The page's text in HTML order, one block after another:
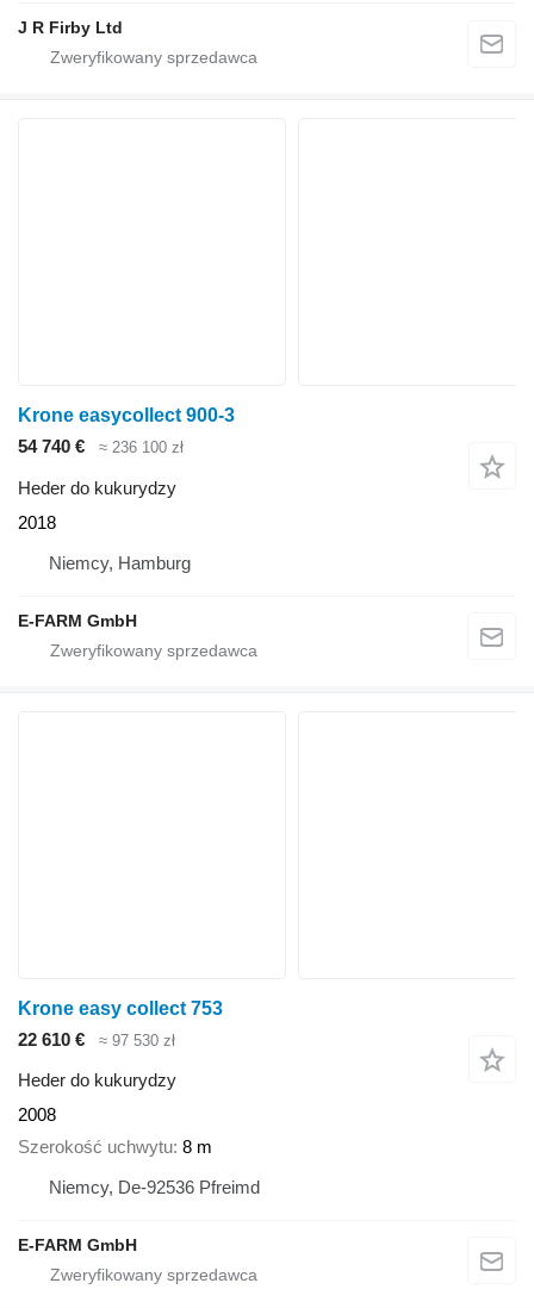
J R Firby Ltd
Krone easycollect 900-3
54 740 €
≈ 236 100 zł
Heder do kukurydzy
2018
Niemcy, Hamburg
E-FARM GmbH
Krone easy collect 753
22 610 €
≈ 97 530 zł
Heder do kukurydzy
2008
Szerokość uchwytu 8 m
Niemcy, De-92536 Pfreimd
E-FARM GmbH